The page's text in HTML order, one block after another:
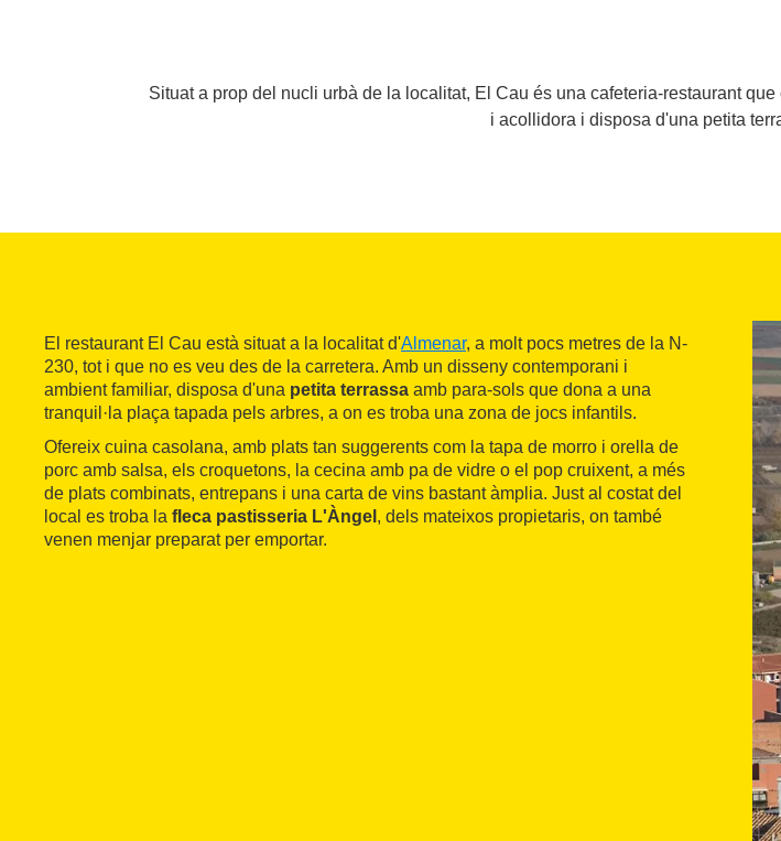
Situat a prop del nucli urbà de la localitat, El Cau és una cafeteria-restaurant
i acollidora i disposa d'una petita
El restaurant El Cau està situat a la localitat d'Almenar, a molt pocs metres de la N-
230, tot i que no es veu des de la carretera. Amb un disseny contemporani i
ambient familiar, disposa d'una petita terrassa amb para-sols que dona a una
tranquil·la plaça tapada pels arbres, a on es troba una zona de jocs infantils.
Ofereix cuina casolana, amb plats tan suggerents com la tapa de morro i orella de
porc amb salsa, els croquetons, la cecina amb pa de vidre o el pop cruixent, a més
de plats combinats, entrepans i una carta de vins bastant àmplia. Just al costat del
local es troba la fleca pastisseria L'Àngel , dels mateixos propietaris, on també
venen menjar preparat per emportar.